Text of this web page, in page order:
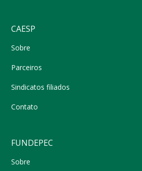
CAESP
Sobre
Parceiros
Sindicatos filiados
Contato
FUNDEPEC
Sobre